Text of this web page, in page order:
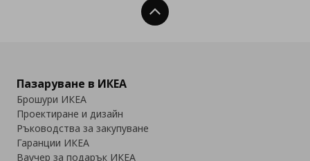
Нагоре
Пазаруване в ИКЕА
Брошури ИКЕА
Проектиране и дизайн
Ръководства за закупуване
Гаранции ИКЕА
Ваучер за подарък ИКЕА